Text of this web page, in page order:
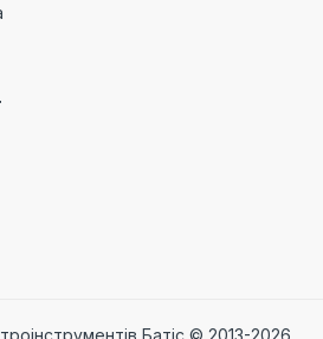
Батіс © 2013-2026